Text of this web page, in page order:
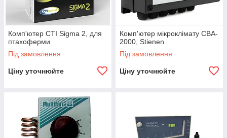
Комп'ютер СTI Sigma 2, для
птахоферми
Під замовлення
Ціну уточнюйте
Комп'ютер мікроклімату CBA-
2000, Stienen
Під замовлення
Ціну уточнюйте